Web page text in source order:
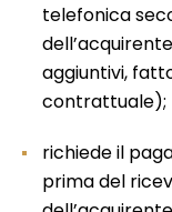
telefonica
aggiuntivi,
contrattuale);
richiede il
prima del